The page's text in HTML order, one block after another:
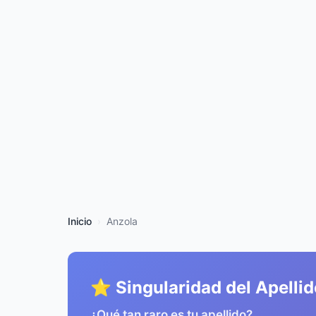
Inicio Anzola
⭐ Singularidad del